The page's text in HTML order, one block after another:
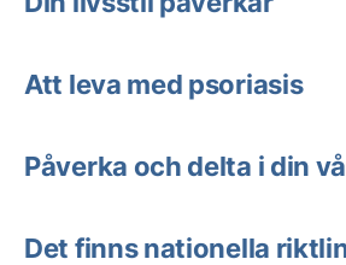
Att leva med psoriasis
Påverka och delta i din
Det finns nationella